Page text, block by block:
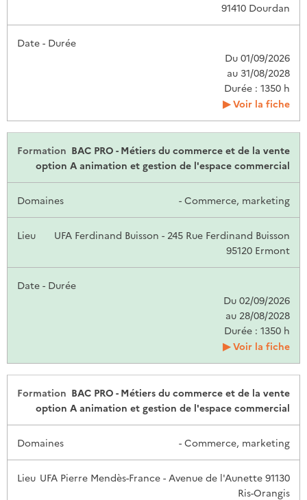
91410 Dourdan
Du 01/09/2026
au 31/08/2028
Durée : 1350 h
Voir la fiche
BAC PRO - Métiers du commerce et de la vente
option A animation et gestion de l'espace commercial
- Commerce, marketing
UFA Ferdinand Buisson - 245 Rue Ferdinand Buisson
95120 Ermont
Du 02/09/2026
au 28/08/2028
Durée : 1350 h
Voir la fiche
BAC PRO - Métiers du commerce et de la vente
option A animation et gestion de l'espace commercial
- Commerce, marketing
UFA Pierre Mendès-France - Avenue de l'Aunette 91130
Ris-Orangis